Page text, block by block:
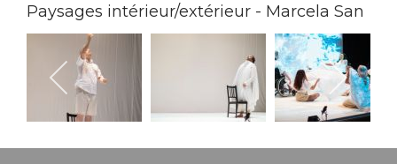
Paysages intérieur/extérieur - Marcela San
Pedro Crédit photo: Lancelot Radovic